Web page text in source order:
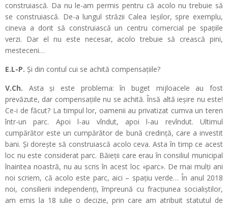
construiască. Da nu le-am permis pentru că acolo nu trebuie să
se construiască. De-a lungul străzii Calea Ieșilor, spre exemplu,
cineva a dorit să construiască un centru comercial pe spațiile
verzi. Dar el nu este necesar, acolo trebuie să crească pini,
mesteceni…
E.L-P. Și din contul cui se achită compensațiile?
V.Ch. Asta și este problema: în buget mijloacele au fost
prevăzute, dar compensațiile nu se achită. Însă altă ieșire nu este!
Ce-i de făcut? La timpul lor, oamenii au privatizat cumva un teren
într-un parc. Apoi l-au vîndut, apoi l-au revîndut. Ultimul
cumpărător este un cumpărător de bună credință, care a investit
bani. Și dorește să construiască acolo ceva. Asta în timp ce acest
loc nu este considerat parc. Băieții care erau în consiliul municipal
înaintea noastră, nu au scris în acest loc «parc». De mai mulți ani
noi scriem, că acolo este parc, aici – spațiu verde… În anul 2018
noi, consilierii independenți, împreună cu fracțiunea socialiștilor,
am emis la 18 iulie o decizie, prin care am atribuit statutul de